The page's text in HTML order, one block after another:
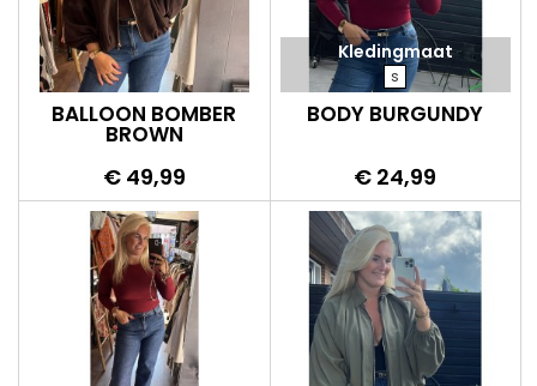
BALLOON BOMBER
BROWN
Prijs
€ 49,99
Kledingmaat
s
BODY BURGUNDY
Prijs
€ 24,99